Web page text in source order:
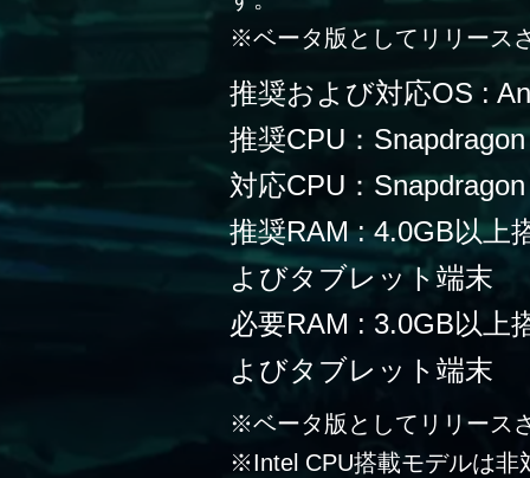
※ベータ版としてリリース
推奨および対応OS :
推奨CPU：
対応CPU：
推奨RAM : 4.0GB以上
よびタブレット端末
必要RAM : 3.0GB以上
よびタブレット端末
※ベータ版としてリリース
※Intel CPU搭載モデルは非